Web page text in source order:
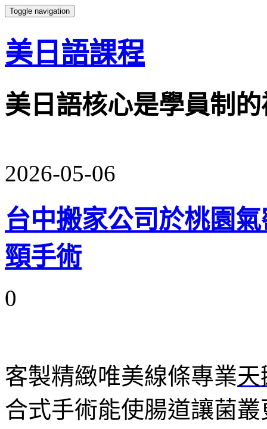
Toggle navigation
美日語課程
美日語核心是學員制
2026-05-06
台中搬家公司於桃園
頸手術
0
客製精緻唯美線條專業天
合式手術能使腸道讓菌叢